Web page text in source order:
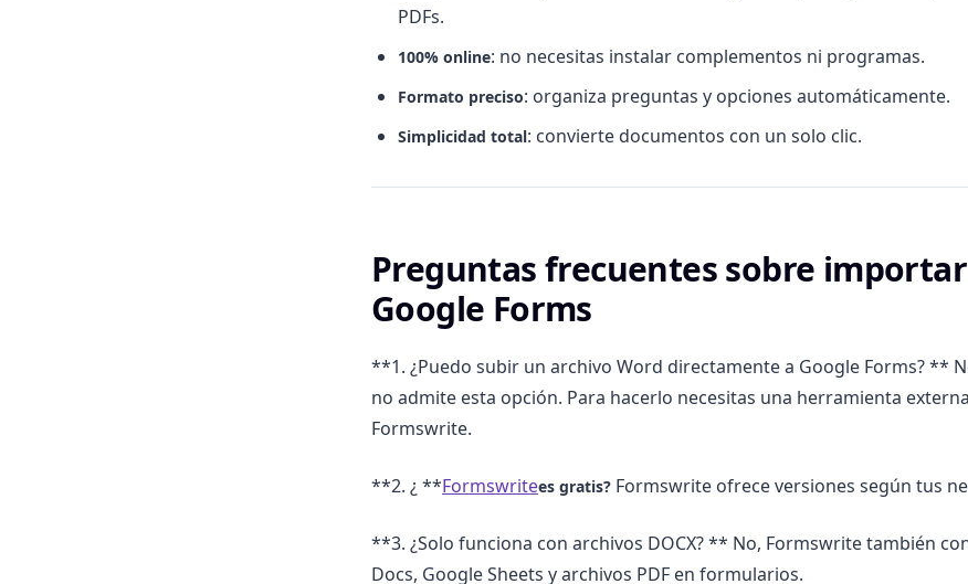
PDFs.
100% online: no necesitas instalar complementos ni programas.
Formato preciso: organiza preguntas y opciones automáticamente.
Simplicidad total: convierte documentos con un solo clic.
Preguntas frecuentes sobre importar
Google Forms
**1. ¿Puedo subir un archivo Word directamente a Google Forms? **
no admite esta opción. Para hacerlo necesitas una herramienta
Formswrite.
**2. ¿ **Formswritees gratis? Formswrite ofrece versiones según tus
**3. ¿Solo funciona con archivos DOCX? ** No, Formswrite también
Docs, Google Sheets y archivos PDF en formularios.